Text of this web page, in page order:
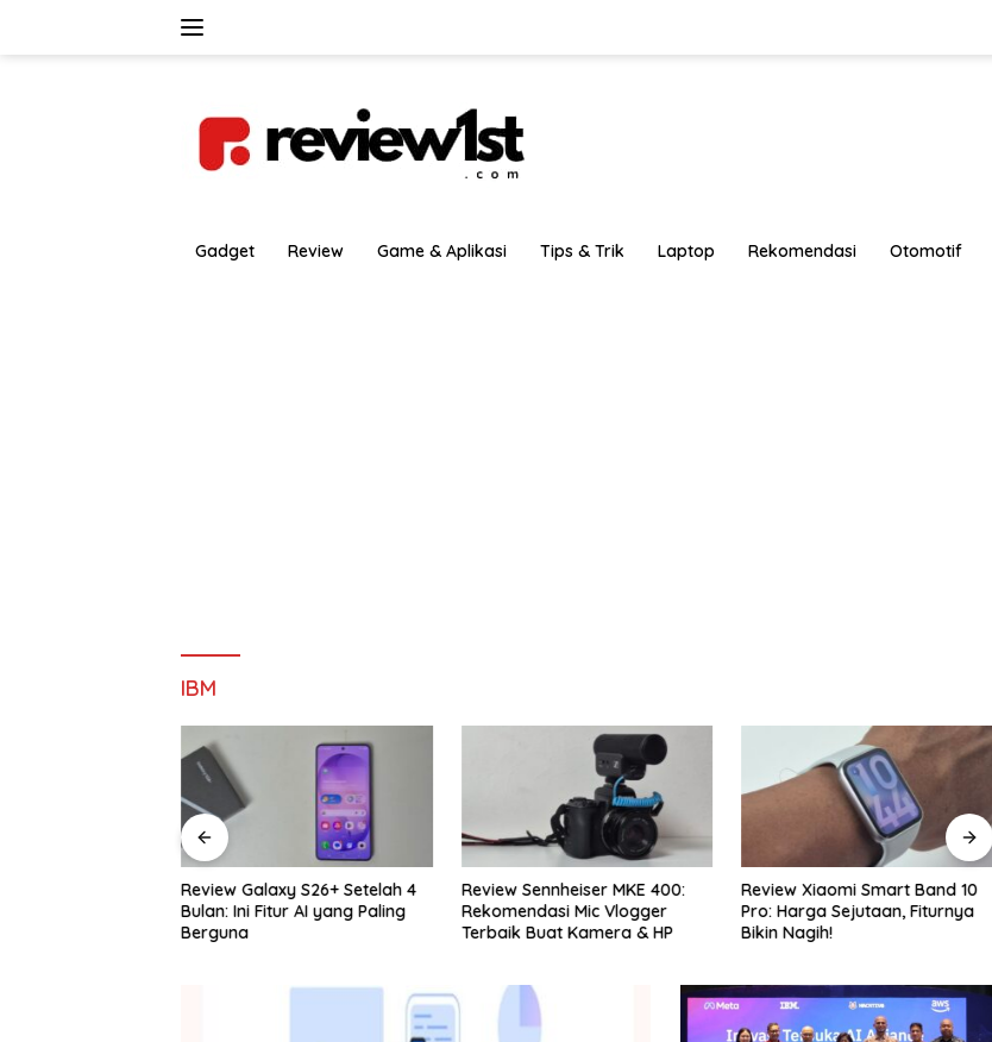
Gadget Review Game & Aplikasi Tips & Trik Laptop Rekomendasi Otomotif
IBM
Review Galaxy S26+ Setelah 4
Bulan: Ini Fitur AI yang Paling
Berguna
Review Sennheiser MKE 400:
Rekomendasi Mic Vlogger
Terbaik Buat Kamera & HP
Review Xiaomi Smart Band 10
Pro: Harga Sejutaan, Fiturnya
Bikin Nagih!